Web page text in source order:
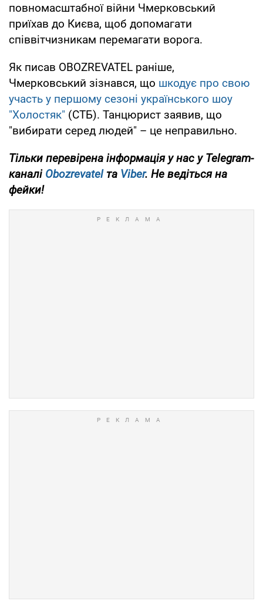
повномасштабної війни Чмерковський
приїхав до Києва, щоб допомагати
співвітчизникам перемагати ворога.
Як писав OBOZREVATEL раніше,
Чмерковський зізнався, що шкодує про свою
участь у першому сезоні українського шоу
"Холостяк" (СТБ). Танцюрист заявив, що
"вибирати серед людей" – це неправильно.
Тільки перевірена інформація у нас у Telegram-
каналі Obozrevatelта Viber. Не ведіться на
фейки!